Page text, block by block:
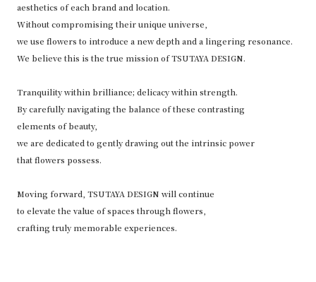
aesthetics of each brand and location.
Without compromising their unique universe,
we use flowers to introduce a new depth and a lingering resonance.
We believe this is the true mission of TSUTAYA DESIGN.
Tranquility within brilliance; delicacy within strength.
By carefully navigating the balance of these contrasting
elements of beauty,
we are dedicated to gently drawing out the intrinsic power
that flowers possess.
Moving forward, TSUTAYA DESIGN will continue
to elevate the value ofspaces through flowers,
crafting truly memorable experiences.